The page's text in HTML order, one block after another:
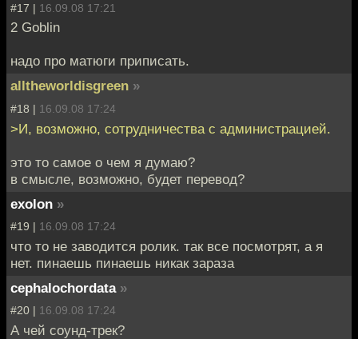
#17 | 16.09.08 17:21
2 Goblin
надо про матюги приписать.
alltheworldisgreen »
#18 | 16.09.08 17:24
>И, возможно, сотрудничества с администрацией.
это то самое о чем я думаю?
в смысле, возможно, будет перевод?
exolon »
#19 | 16.09.08 17:24
что то не заводится ролик. так все посмотрят, а я
нет. пинаешь пинаешь никак зараза
cephalochordata »
#20 | 16.09.08 17:24
А чей соунд-трек?